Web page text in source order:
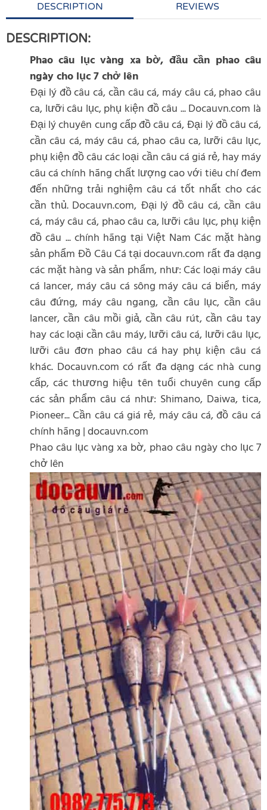
DESCRIPTION REVIEWS
DESCRIPTION:
Phao câu lục vàng xa bờ, đầu cần phao câu
ngày cho lục 7 chở lên
Đại lý đồ câu cá, cần câu cá, máy câu cá, phao câu
ca, lưỡi câu lục, phụ kiện đồ câu ... Docauvn.com là
Đại lý chuyên cung cấp đồ câu cá, Đại lý đồ câu cá,
cần câu cá, máy câu cá, phao câu ca, lưỡi câu lục,
phụ kiện đồ câu các loại cần câu cá giá rẻ, hay máy
câu cá chính hãng chất lượng cao với tiêu chí đem
đến những trải nghiệm câu cá tốt nhất cho các
cần thủ. Docauvn.com, Đại lý đồ câu cá, cần câu
cá, máy câu cá, phao câu ca, lưỡi câu lục, phụ kiện
đồ câu ... chính hãng tại Việt Nam Các mặt hàng
sản phẩm Đồ Câu Cá tại docauvn.com rất đa dạng
các mặt hàng và sản phẩm, như: Các loại máy câu
cá lancer, máy câu cá sông máy câu cá biển, máy
câu đứng, máy câu ngang, cần câu lục, cần câu
lancer, cần câu mồi giả, cần câu rút, cần câu tay
hay các loại cần câu máy, lưỡi câu cá, lưỡi câu lục,
lưỡi câu đơn phao câu cá hay phụ kiện câu cá
khác. Docauvn.com có rất đa dạng các nhà cung
cấp, các thương hiệu tên tuổi chuyên cung cấp
các sản phẩm câu cá như: Shimano, Daiwa, tica,
Pioneer... Cần câu cá giá rẻ, máy câu cá, đồ câu cá
chính hãng | docauvn.com
Phao câu lục vàng xa bờ, phao câu ngày cho lục 7
chở lên